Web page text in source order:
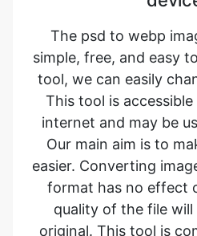
tool, we can easily
This tool is
internet and may be
Our main aim is to
easier. Converting
format has no effect
quality of the file will
original. This tool is
we do not collect any
one of the primary
image converter. We